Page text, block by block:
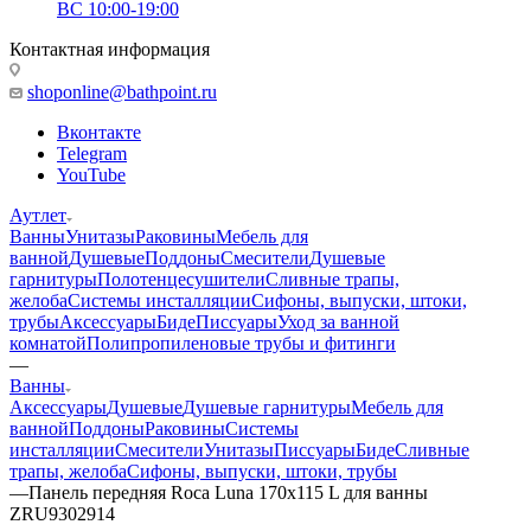
ВС 10:00-19:00
Контактная информация
shoponline@bathpoint.ru
Вконтакте
Telegram
YouTube
Аутлет
ВанныУнитазыРаковиныМебель для
ваннойДушевыеПоддоныСмесителиДушевые
гарнитурыПолотенцесушителиСливные трапы,
желобаСистемы инсталляцииСифоны, выпуски, штоки,
трубыАксессуарыБидеПиссуарыУход за ванной
комнатойПолипропиленовые трубы и фитинги
—
Ванны
АксессуарыДушевыеДушевые гарнитурыМебель для
ваннойПоддоныРаковиныСистемы
инсталляцииСмесителиУнитазыПиссуарыБидеСливные
трапы, желобаСифоны, выпуски, штоки, трубы
—Панель передняя Roca Luna 170x115 L для ванны
ZRU9302914